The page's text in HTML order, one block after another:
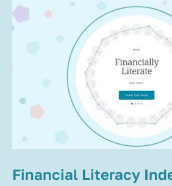
Financial Literacy